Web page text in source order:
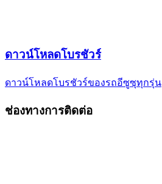
ดาวน์โหลดโบรชัวร์
ดาวน์โหลดโบรชัวร์ของรถอีซูซุทุกรุ่น
ช่องทางการติดต่อ